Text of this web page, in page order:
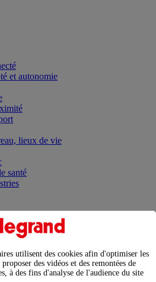
et autonomie
lieux de vie
santé
le fonctionnement des appareils
son tableau électrique
Solutions : concentrer les
de vos performances
utilisent des cookies afin d'optimiser les
des vidéos et des remontées de
à des fins d'analyse de l'audience du site